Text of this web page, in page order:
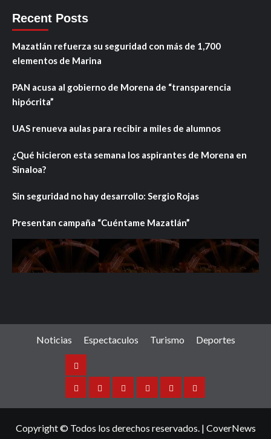
Recent Posts
Mazatlán refuerza su seguridad con más de 1,700
elementos de Marina
PAN acusa al gobierno de Morena de “transparencia
hipócrita”
UAS renueva aulas para recibir a miles de alumnos
¿Qué hicieron esta semana los aspirantes de Morena en
Sinaloa?
Sin seguridad no hay desarrollo: Sergio Rojas
Presentan campaña “Cuéntame Mazatlán”
Noticias Espectaculos Turismo Deportes
Noticias
SinaloaNacionalInternacionalEspectaculos
TurismoDeportes
Copyright © Todos los derechos reservados. | CoverNews